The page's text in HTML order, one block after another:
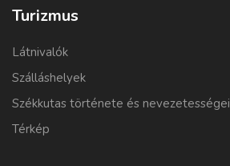
Turizmus
Látnivalók
Szálláshelyek
Székkutas története és nevezetességei
Térkép